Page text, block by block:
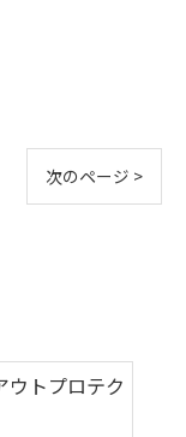
次のページ >
ウトプロテク